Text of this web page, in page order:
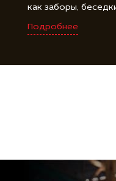
как заборы,
площадки, а также
различных
Подробнее